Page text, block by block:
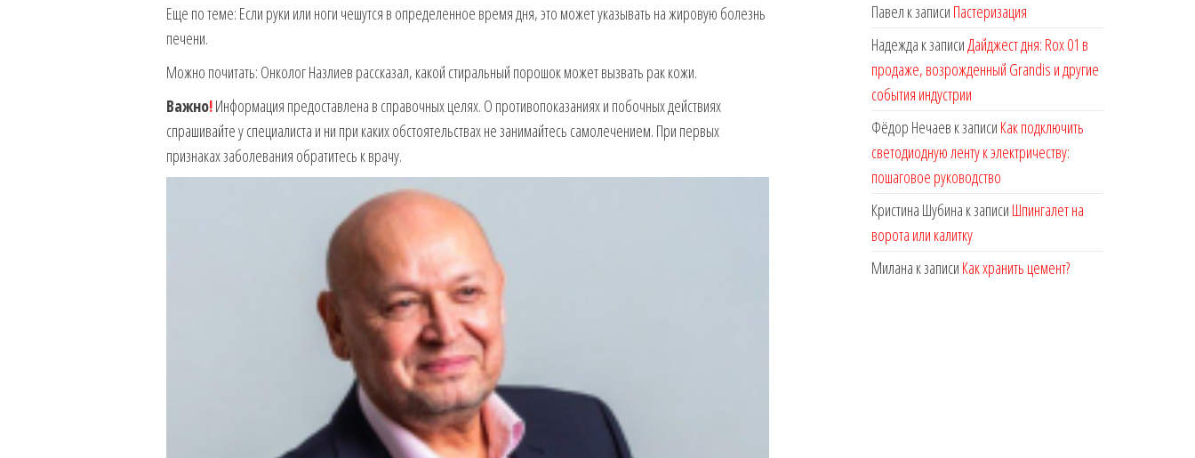
Еще по теме: Если руки или ноги чешутся в определенное время дня, это может указывать на жировую болезнь
печени.
Можно почитать: Онколог Назлиев рассказал, какой стиральный порошок может вызвать рак кожи.
Важно!Информация предоставлена в справочных целях. О противопоказаниях и побочных действиях
спрашивайте у специалиста и ни при каких обстоятельствах не занимайтесь самолечением. При первых
признаках заболевания обратитесь к врачу.
Павел к записи Пастеризация
Надежда к записиДайджест дня: Rox 01 в
продаже, возрожденный Grandis и другие
события индустрии
Фёдор Нечаев к записи Как подключить
светодиодную ленту к электричеству:
пошаговое руководство
Кристина Шубина к записи Шпингалет на
ворота или калитку
Милана к записи Как хранить цемент?